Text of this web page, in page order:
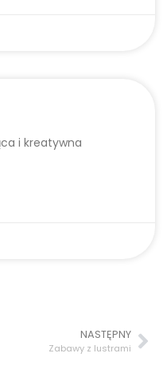
i kreatywna
NASTĘPNY
Zabawy z lustrami